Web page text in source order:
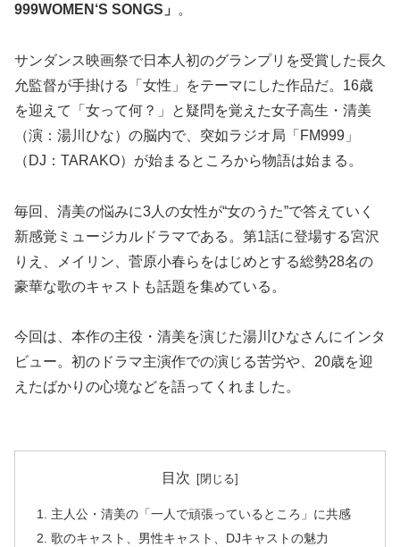
999WOMEN‘S SONGS」
。
サンダンス映画祭で日本人初のグランプリを受賞した長久
允監督が手掛ける「女性」をテーマにした作品だ。16歳
を迎えて「女って何？」と疑問を覚えた女子高生・清美
（演：湯川ひな）の脳内で、突如ラジオ局「FM999」
（DJ：TARAKO）が始まるところから物語は始まる。
毎回、清美の悩みに3人の女性が“女のうた”で答えていく
新感覚ミュージカルドラマである。第1話に登場する宮沢
りえ、メイリン、菅原小春らをはじめとする総勢28名の
豪華な歌のキャストも話題を集めている。
今回は、本作の主役・清美を演じた湯川ひなさんにインタ
ビュー。初のドラマ主演作での演じる苦労や、20歳を迎
えたばかりの心境などを語ってくれました。
目次
主人公・清美の「一人で頑張っているところ」に共感
歌のキャスト、男性キャスト、DJキャストの魅力